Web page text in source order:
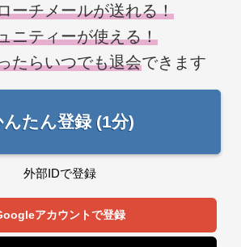
ーチメールが送れる！
ニティーが使える！
たらいつでも退会できます
んたん登録 (1分)
外部IDで登録
アカウントで登録